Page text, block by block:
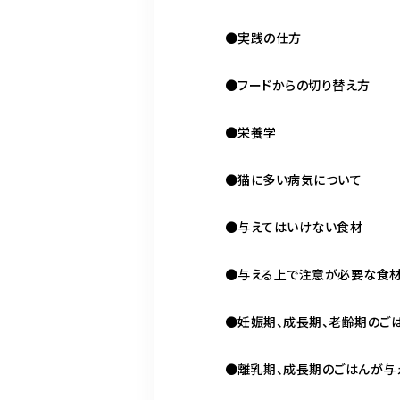
●実践の仕方
●フードからの切り替え方
●栄養学
●猫に多い病気について
●与えてはいけない食材
●与える上で注意が必要な食
●妊娠期、成長期、老齢期のご
●離乳期、成長期のごはんが与